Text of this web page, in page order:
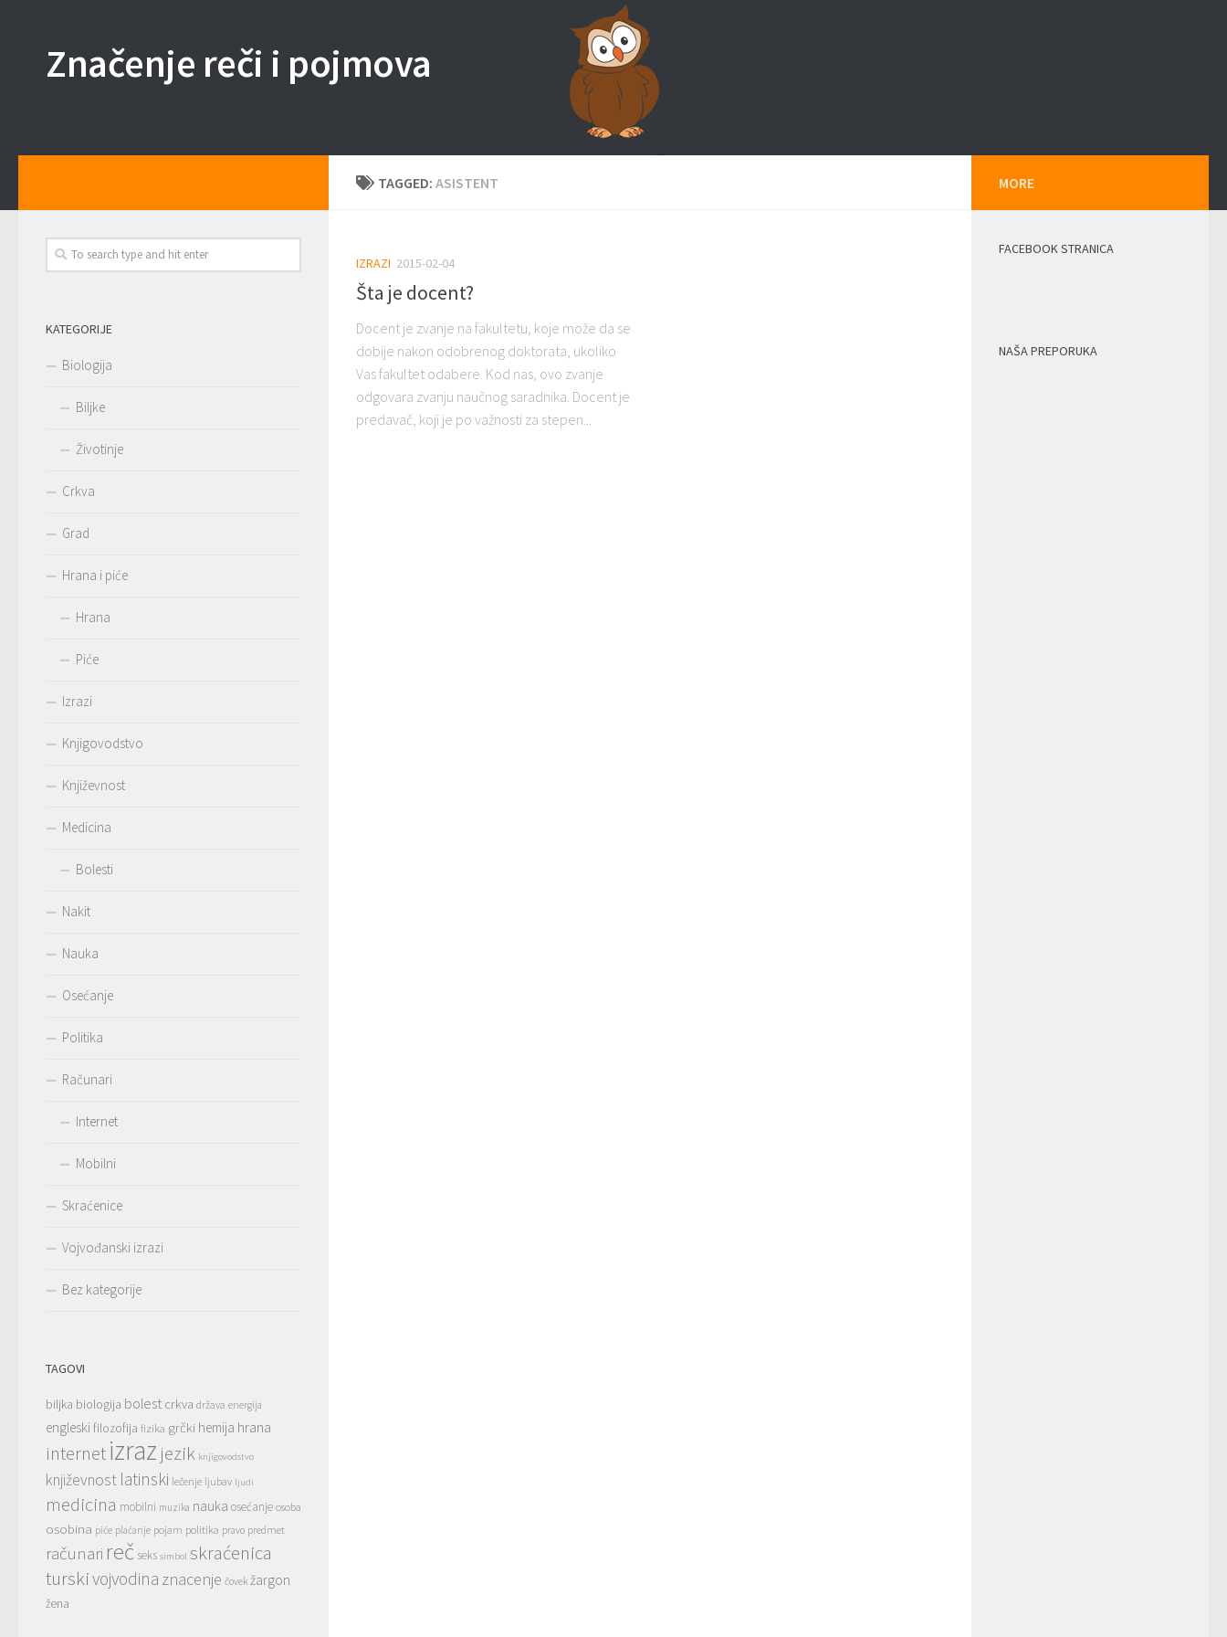
Značenje reči i pojmova
TAGGED: ASISTENT
IZRAZI 2015-02-04
Šta je docent?
Docent je zvanje na fakultetu, koje može da se
dobije nakon odobrenog doktorata, ukoliko
Vas fakultet odabere. Kod nas, ovo zvanje
odgovara zvanju naučnog saradnika. Docent je
predavač, koji je po važnosti za stepen...
KATEGORIJE
Biologija
Biljke
Životinje
Crkva
Grad
Hrana i piće
Hrana
Piće
Izrazi
Knjigovodstvo
Književnost
Medicina
Bolesti
Nakit
Nauka
Osećanje
Politika
Računari
Internet
Mobilni
Skraćenice
Vojvođanski izrazi
Bez kategorije
TAGOVI
biljka biologija bolest crkva država energija
engleskifilozofija fizika grčki hemija hrana
internetizraz jezik knjigovodstvo
književnost latinski lečenje ljubav ljudi
medicina mobilni muzika nauka osećanje osoba
osobina piće plaćanje pojam politika pravo predmet
računari reč seks simbol skraćenica
turskivojvodina znacenje čovek žargon
žena
MORE
FACEBOOK STRANICA
NAŠA PREPORUKA